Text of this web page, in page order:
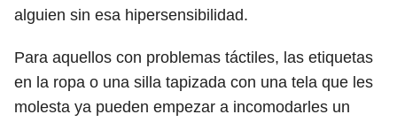
alguien sin esa hipersensibilidad.
Para aquellos con problemas táctiles, las etiquetas
en la ropa o una silla tapizada con una tela que les
molesta ya pueden empezar a incomodarles un